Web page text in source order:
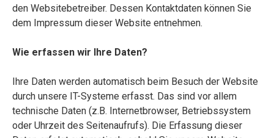
den Websitebetreiber. Dessen Kontaktdaten können Sie
dem Impressum dieser Website entnehmen.
Wie erfassen wir Ihre Daten?
Ihre Daten werden automatisch beim Besuch der Website
durch unsere IT-Systeme erfasst. Das sind vor allem
technische Daten (z.B. Internetbrowser, Betriebssystem
oder Uhrzeit des Seitenaufrufs). Die Erfassung dieser